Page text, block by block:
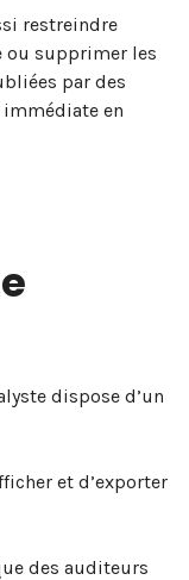
restreindre
ou supprimer les
par des
en
dispose d’un
et d’exporter
des auditeurs